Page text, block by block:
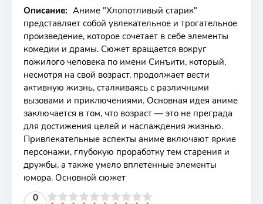
Описание: Аниме "Хлопотливый старик"
представляет собой увлекательное и трогательное
произведение, которое сочетает в себе элементы
комедии и драмы. Сюжет вращается вокруг
пожилого человека по имени Синъити, который,
несмотря на свой возраст, продолжает вести
активную жизнь, сталкиваясь с различными
вызовами и приключениями. Основная идея аниме
заключается в том, что возраст — это не преграда
для достижения целей и наслаждения жизнью.
Привлекательные аспекты аниме включают яркие
персонажи, глубокую проработку тем старения и
дружбы, а также умело вплетенные элементы
юмора. Основной сюжет
0
4 5 6 7 8 9 10